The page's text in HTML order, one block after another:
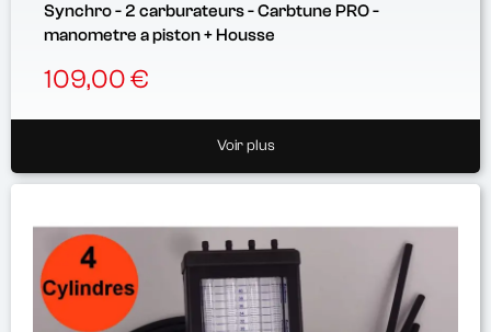
Synchro - 2 carburateurs - Carbtune PRO -
manometre a piston + Housse
109,00 €
Voir plus